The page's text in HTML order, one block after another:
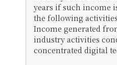
years if such income
the following
Income generated
industry activities
concentrated digital